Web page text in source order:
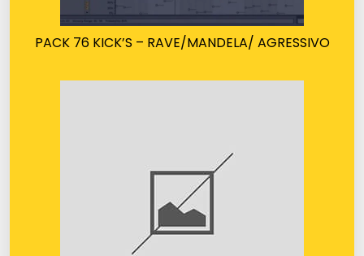
PACK 76 KICK’S – RAVE/MANDELA/ AGRESSIVO